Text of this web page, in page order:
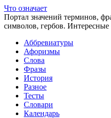
Что означает
Портал значений терминов,
символов, гербов.
Аббревиатуры
Афоризмы
Слова
Фразы
История
Разное
Тесты
Словари
Календарь